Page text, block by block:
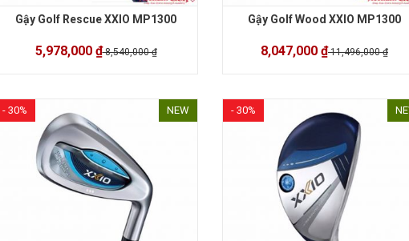
Gậy Golf Rescue XXIO MP1300
5,978,000 ₫8,540,000 ₫
Gậy Golf Wood XXIO MP1300
8,047,000 ₫11,496,000 ₫
- 30% NEW - 30%